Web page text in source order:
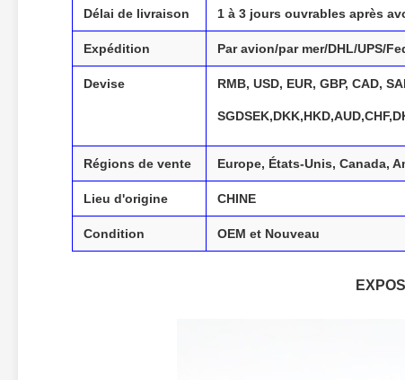
Délai de livraison 1 à 3 jours ouvrables après
Expédition Par avion/par mer/DHL/UPS/
Devise RMB, USD, EUR, GBP, CAD,
SGDSEK,DKK,
Régions de vente Europe, États-Unis, Canada,
Lieu d'origine CHINE
Condition OEM et Nouveau